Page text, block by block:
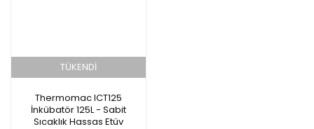
TÜKENDİ
Thermomac ICT125
İnkübatör 125L - Sabit
Sıcaklık Hassas Etüv